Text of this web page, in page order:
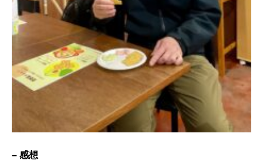
– 感想